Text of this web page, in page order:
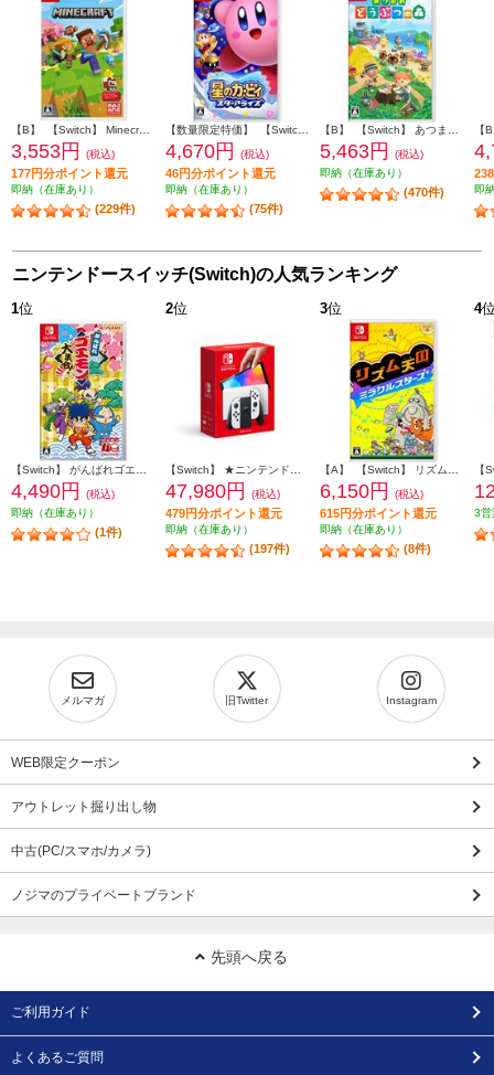
【B】 【Switch】 Minecraft（マインクラフト）
3,553円 (税込)
177円分ポイント還元
即納（在庫あり）
(229件)
4,670円 (税込)
46円分ポイント還元
即納（在庫あり）
(75件)
5,463円
(税込)
即納（在庫あり）
(470件) 即
ニンテンドースイッチ(Switch)の人気ランキング
1位
4,490円
(税込)
即納（在庫あり）
(1件)
2位
47,980円 (税込)
479円分ポイント還元
即納（在庫あり）
(197件)
3位
6,150円 (税込)
615円分ポイント還元
即納（在庫あり）
(8件)
4
3営
メルマガ 旧Twitter Instagram
WEB限定クーポン
アウトレット掘り出し物
中古(PC/スマホ/カメラ)
ノジマのプライベートブランド
先頭へ戻る
ご利用ガイド
よくあるご質問